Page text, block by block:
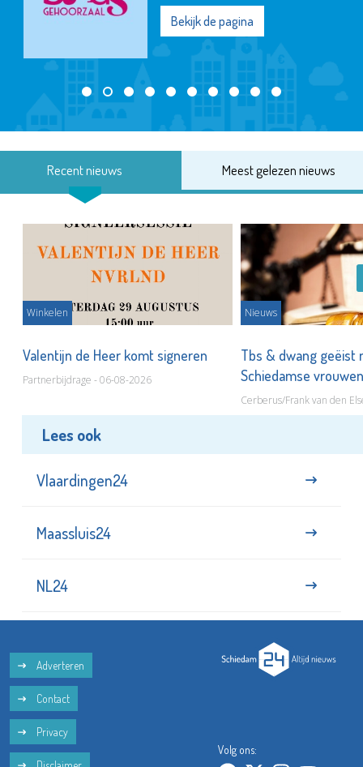
Bekijk de pagina
Recent nieuws Meest gelezen nieuws
Winkelen
Valentijn de Heer komt signeren
Partnerbijdrage - 06-08-2026
Nieuws
Tbs & dwang geëist
Schiedamse
Cerberus/Frank van den
Lees ook
Vlaardingen24
Maassluis24
NL24
Adverteren
Contact
Privacy
Volg ons: